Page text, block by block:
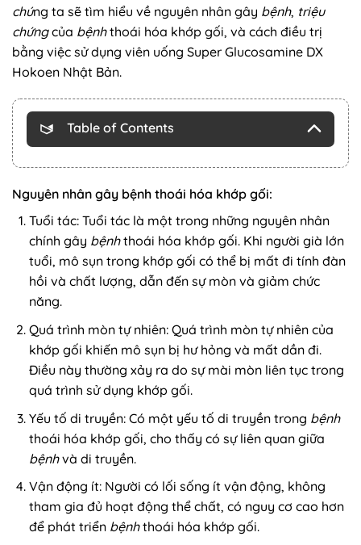
chúng ta sẽ tìm hiểu về nguyên nhân gây bệnh, triệu
chứngcủa bệnhthoái hóa khớp gối, và cách điều trị
bằng việc sử dụng viên uống Super Glucosamine DX
Hokoen Nhật Bản.
Table of Contents
Nguyên nhân gây bệnh thoái hóa khớp gối:
Tuổi tác: Tuổi tác là một trong những nguyên nhân
chính gây bệnhthoái hóa khớp gối. Khi người già lớn
tuổi, mô sụn trong khớp gối có thể bị mất đi tính đàn
hồi và chất lượng, dẫn đến sự mòn và giảm chức
năng.
Quá trình mòn tự nhiên: Quá trình mòn tự nhiên của
khớp gối khiến mô sụn bị hư hỏng và mất dần đi.
Điều này thường xảy ra do sự mài mòn liên tục trong
quá trình sử dụng khớp gối.
Yếu tố di truyền: Có một yếu tố di truyền trong bệnh
thoái hóa khớp gối, cho thấy có sự liên quan giữa
bệnhvà di truyền.
Vận động ít: Người có lối sống ít vận động, không
tham gia đủ hoạt động thể chất, có nguy cơ cao hơn
để phát triểnbệnhthoái hóa khớp gối.